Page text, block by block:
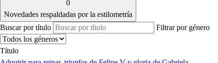
0
Novedades respaldadas por la estilometría
Buscar por título
Filtrar por género
Título